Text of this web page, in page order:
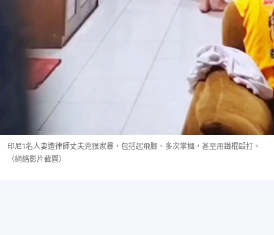
印尼1名人妻遭律師丈夫兇狠家暴，包括起飛腳、多次掌摑，甚至用鐵棍毆打。
（網絡影片截圖）